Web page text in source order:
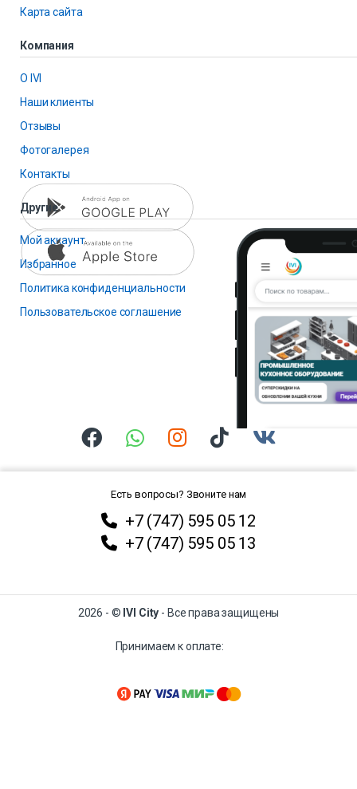
Карта сайта
Компания
О IVI
Наши клиенты
Отзывы
Фотогалерея
Контакты
Другие
Мой аккаунт
Избранное
Политика конфиденциальности
Пользовательское соглашение
Есть вопросы? Звоните нам
+7 (747) 595 05 12
+7 (747) 595 05 13
2026 - © IVI City - Все права защищены
Принимаем к оплате: